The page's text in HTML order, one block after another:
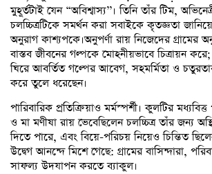
মুহূর্তটাই যেন “অবিশ্বাস্য’’। তিনি তাঁর টিম,
চলচ্চিত্রটিকে সমর্থন করা সবাইকে কৃতজ্ঞতা
অনুরাগ কাশ্যপকে।অনুপর্ণা রায় নিজেদের গ্রামের
বাস্তব জীবনের গল্পকে মোহনীয়ভাবে চিত্রায়ন
ঘিরে আবর্তিত গল্পের আবেগ, সহমর্মিতা ও
করে তুলে ধরেছেন।
পারিবারিক প্রতিক্রিয়াও মর্মস্পর্শী। কুলটির মধ্যবিত্ত
ও মা মণীষা রায় ভেবেছিলেন চলচ্চিত্র তাঁর জন্য
দিতে পারে, এবং বিয়ে-পরিচয় নিয়েও চিন্তিত
উদ্বেগ আনন্দে মিশে গেছে: গ্রামের বাসিন্দারা,
সাফল্য উদযাপন করতে ব্যাকুল।